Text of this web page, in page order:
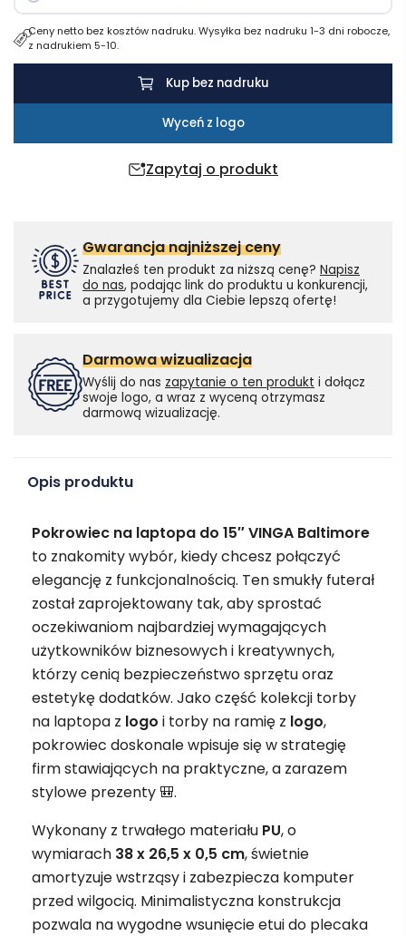
Zapytaj o produkt
Ceny netto bez kosztów nadruku. Wysyłka bez nadruku 1-3 dni robocze,
z nadrukiem 5-10.
Kup bez nadruku
Wyceń z logo
Gwarancja najniższej ceny
Znalazłeś ten produkt za niższą cenę? Napisz
do nas, podając link do produktu u konkurencji,
a przygotujemy dla Ciebie lepszą ofertę!
Darmowa wizualizacja
Wyślij do nas zapytanie o ten produkt i dołącz
swoje logo, a wraz z wyceną otrzymasz
darmową wizualizację.
Opis produktu
Pokrowiec na laptopa do 15″ VINGA Baltimore
to znakomity wybór, kiedy chcesz połączyć
elegancję z funkcjonalnością. Ten smukły futerał
został zaprojektowany tak, aby sprostać
oczekiwaniom najbardziej wymagających
użytkowników biznesowych i kreatywnych,
którzy cenią bezpieczeństwo sprzętu oraz
estetykę dodatków. Jako część kolekcji torby
na laptopa z logo i torby na ramię z logo,
pokrowiec doskonale wpisuje się w strategię
firm stawiających na praktyczne, a zarazem
stylowe prezenty 🎒.
Wykonany z trwałego materiału PU, o
wymiarach 38 x 26,5 x 0,5 cm, świetnie
amortyzuje wstrząsy i zabezpiecza komputer
przed wilgocią. Minimalistyczna konstrukcja
pozwala na wygodne wsunięcie etui do plecaka